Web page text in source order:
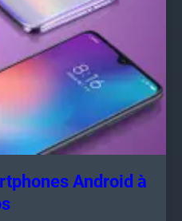
Android à